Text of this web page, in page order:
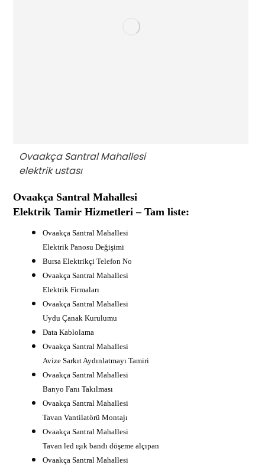
Ovaakça Santral Mahallesi
elektrik ustası
Ovaakça Santral Mahallesi
Elektrik Tamir Hizmetleri – Tam liste:
Ovaakça Santral Mahallesi
Elektrik Panosu Değişimi
Bursa Elektrikçi Telefon No
Ovaakça Santral Mahallesi
Elektrik Firmaları
Ovaakça Santral Mahallesi
Uydu Çanak Kurulumu
Data Kablolama
Ovaakça Santral Mahallesi
Avize Sarkıt Aydınlatmayı Tamiri
Ovaakça Santral Mahallesi
Banyo Fanı Takılması
Ovaakça Santral Mahallesi
Tavan Vantilatörü Montajı
Ovaakça Santral Mahallesi
Tavan led ışık bandı döşeme alçıpan
Ovaakça Santral Mahallesi